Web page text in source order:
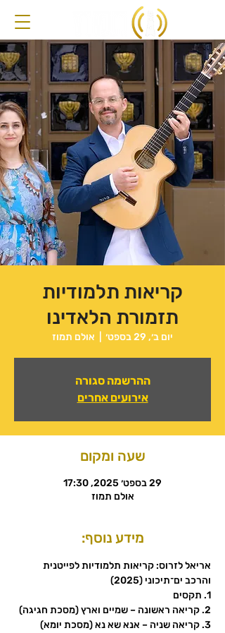
קריאות תלמודיות
תזמורת הלאדינו
יום ב׳, 29 בספט׳ אולם תמוז
ההרשמה סגורה
אירועים אחרים
שעה ומקום
29 בספט׳ 2025, 17:30
אולם תמוז
מידע נוסף:
אריאל לזרוס: קריאות תלמודיות לפייטנית
והרכב ים־תיכוני (2025)
1. תקסים
2. קריאה ראשונה – שמיים וארץ (מסכת חגיגה)
3. קריאה שניה – אנא שא נא (מסכת יומא)